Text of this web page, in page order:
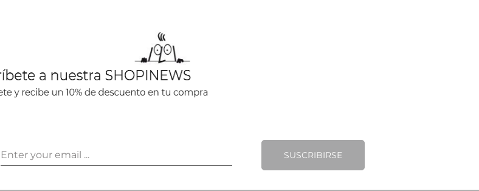
SUSCRIBIRSE